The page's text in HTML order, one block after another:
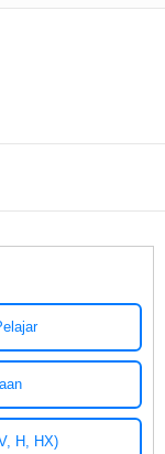
H, HX)